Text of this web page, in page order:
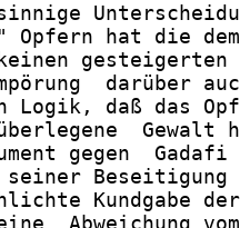
Opfern hat die
darüber
Logik, daß das
Gewalt
gegen
Kundgabe